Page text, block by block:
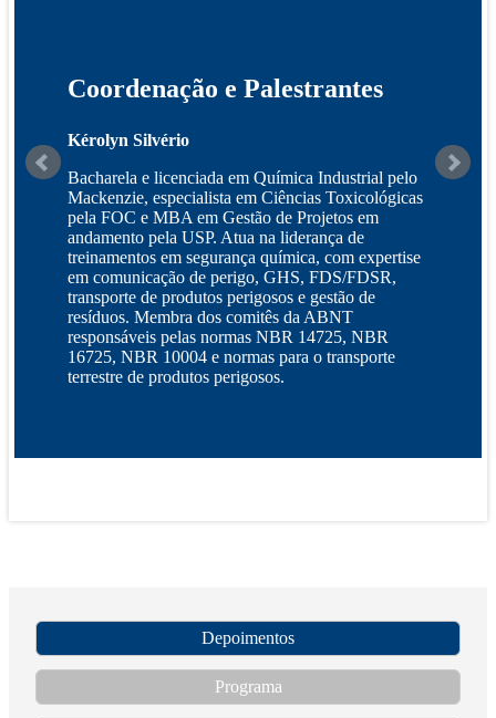
Coordenação e Palestrantes
Kérolyn Silvério
Bacharela e licenciada em Química Industrial pelo
Mackenzie, especialista em Ciências Toxicológicas
pela FOC e MBA em Gestão de Projetos em
andamento pela USP. Atua na liderança de
treinamentos em segurança química, com expertise
em comunicação de perigo, GHS, FDS/FDSR,
transporte de produtos perigosos e gestão de
resíduos. Membra dos comitês da ABNT
responsáveis pelas normas NBR 14725, NBR
16725, NBR 10004 e normas para o transporte
terrestre de produtos perigosos.
Depoimentos
Programa